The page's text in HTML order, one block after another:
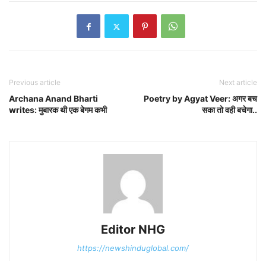
Previous article
Archana Anand Bharti
writes: मुबारक थी एक बेगम कभी
Next article
Poetry by Agyat Veer: अगर बच
सका तो वही बचेगा..
Editor NHG
https://newshinduglobal.com/